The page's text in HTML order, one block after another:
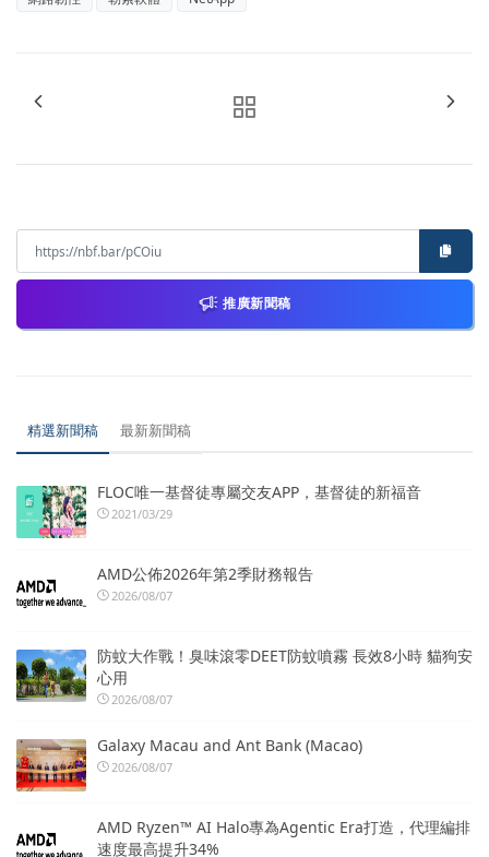
推廣新聞稿
精選新聞稿 最新新聞稿
FLOC唯一基督徒專屬交友APP，基督徒的新福音
2021/03/29
AMD公佈2026年第2季財務報告
2026/08/07
防蚊大作戰！臭味滾零DEET防蚊噴霧 長效8小時 貓狗安
心用
2026/08/07
Galaxy Macau and Ant Bank (Macao)
2026/08/07
AMD Ryzen™ AI Halo專為Agentic Era打造，代理編排
速度最高提升34%